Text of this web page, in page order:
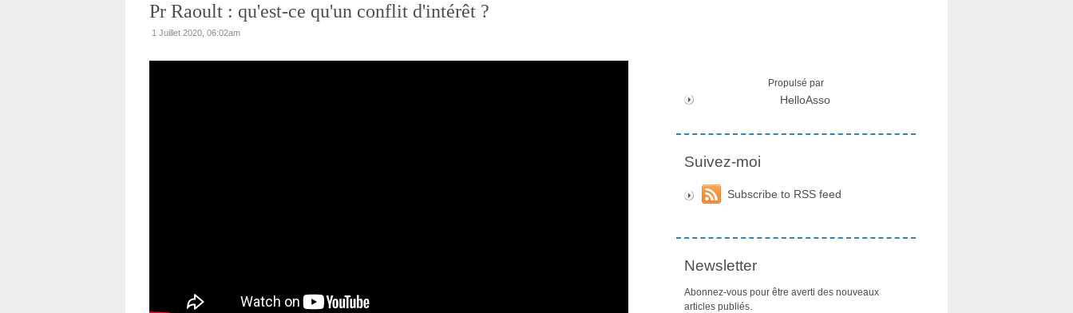
Pr Raoult : qu'est-ce qu'un conflit d'intérêt ?
1 Juillet 2020, 06:02am
Propulsé par
HelloAsso
Suivez-moi
Subscribe to RSS feed
Newsletter
Abonnez-vous pour être averti des nouveaux
articles publiés.